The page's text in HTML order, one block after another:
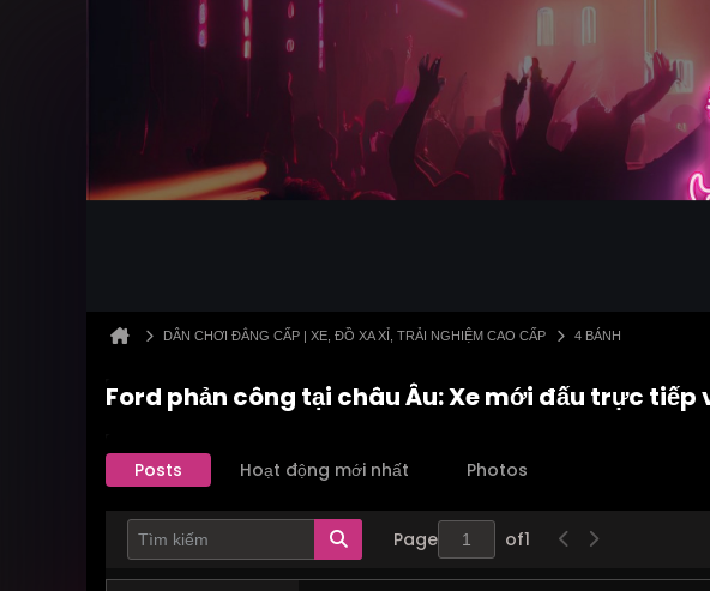
DÂN CHƠI ĐẲNG CẤP | XE, ĐỒ XA XỈ, TRẢI NGHIỆM CAO CẤP 4 BÁNH
Ford phản công tại châu Âu: Xe mới đấu trực tiếp
Posts Hoạt động mới nhất Photos
Page of1